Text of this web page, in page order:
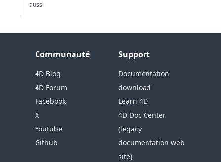
aussi
Communauté
4D Blog
4D Forum
Facebook
X
Youtube
Github
Support
Documentation
download
Learn 4D
4D Doc Center
(legacy
documentation web
site)